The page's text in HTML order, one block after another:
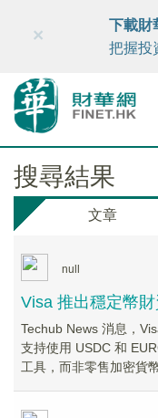
財華智庫網
×
下載財
把握投
搜尋結果
文章
null
Visa 推出穩定幣
Techub News 消息，
支持使用 USDC 和
工具，而非零售加密貨